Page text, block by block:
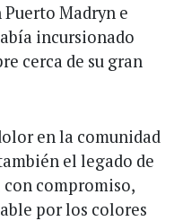
Puerto Madryn e
incursionado
cerca de su gran
en la comunidad
el legado de
compromiso,
por los colores